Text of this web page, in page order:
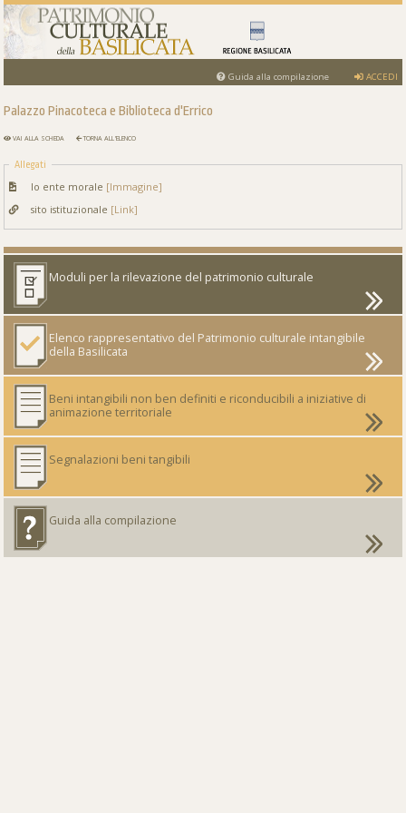
Guida alla compilazione ACCEDI
Palazzo Pinacoteca e Biblioteca d'Errico
VAI ALLA SCHEDA TORNA ALL'ELENCO
Allegati
lo ente morale [Immagine]
sito istituzionale [Link]
Moduli per la rilevazione del patrimonio culturale
Elenco rappresentativo del Patrimonio culturale intangibile
della Basilicata
Beni intangibili non ben definiti e riconducibili a iniziative di
animazione territoriale
Segnalazioni beni tangibili
Guida alla compilazione